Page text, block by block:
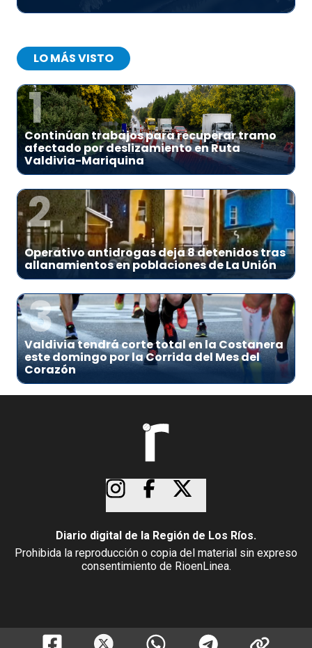
LO MÁS VISTO
1
Continúan trabajos para recuperar tramo
afectado por deslizamiento en Ruta
Valdivia-Mariquina
2
Operativo antidrogas deja 8 detenidos tras
allanamientos en poblaciones de La Unión
3
Valdivia tendrá corte total en la Costanera
este domingo por la Corrida del Mes del
Corazón
Diario digital de la Región de Los Ríos.
Prohibida la reproducción o copia del material sin expreso
consentimiento de RioenLinea.